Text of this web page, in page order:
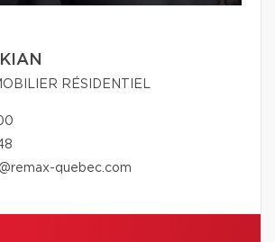
RÉSIDENTIEL
quebec.com